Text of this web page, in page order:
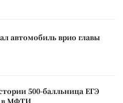
автомобиль врио главы
500-балльница ЕГЭ
в МФТИ